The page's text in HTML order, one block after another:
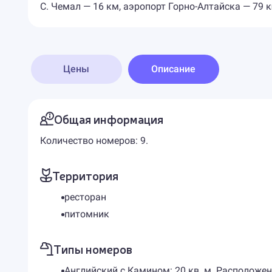
С. Чемал — 16 км, аэропорт Горно-Алтайска — 79
Цены Описание
Общая информация
Количество номеров: 9.
Территория
ресторан
питомник
Типы номеров